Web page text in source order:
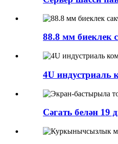
88.8 мм биеклек
4U индустриаль
Сәгать белән 19